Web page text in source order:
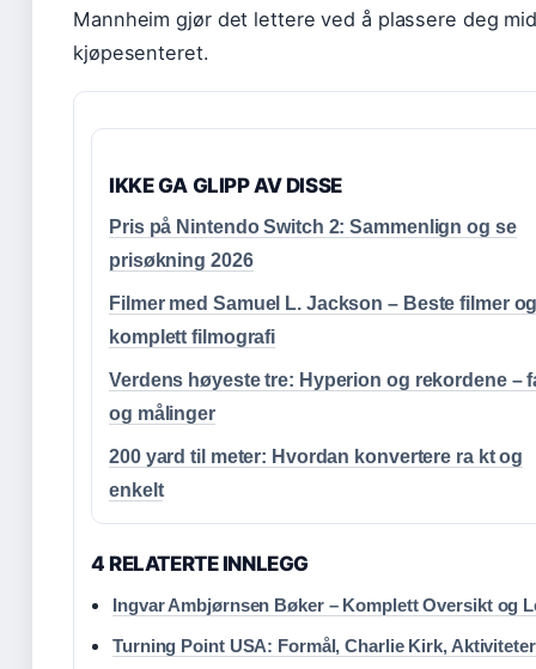
Mannheim gjør det lettere ved å plassere deg
kjøpesenteret.
IKKE GA GLIPP AV DISSE
Pris på Nintendo Switch 2: Sammenlign og se
prisøkning 2026
Filmer med Samuel L. Jackson – Beste filmer
komplett filmografi
Verdens høyeste tre: Hyperion og rekordene –
og målinger
200 yard til meter: Hvordan konvertere ra kt og
enkelt
4 RELATERTE INNLEGG
Ingvar Ambjørnsen Bøker – Komplett Oversikt og
Turning Point USA: Formål, Charlie Kirk, Aktiviteter